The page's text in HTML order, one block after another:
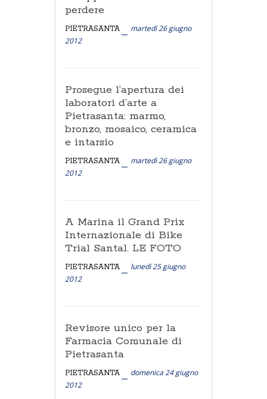
perdere
PIETRASANTA
martedì 26 giugno
2012
Prosegue l’apertura dei
laboratori d’arte a
Pietrasanta: marmo,
bronzo, mosaico, ceramica
e intarsio
PIETRASANTA
martedì 26 giugno
2012
A Marina il Grand Prix
Internazionale di Bike
Trial Santal. LE FOTO
PIETRASANTA
lunedì 25 giugno
2012
Revisore unico per la
Farmacia Comunale di
Pietrasanta
PIETRASANTA
domenica 24 giugno
2012